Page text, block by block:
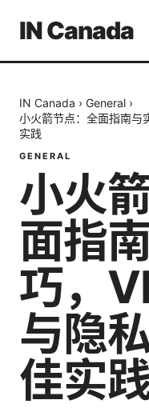
IN Canada
IN Canada › General ›
小火箭节点：全面指南与
实践
GENERAL
小火
面指
巧，
与隐
佳实